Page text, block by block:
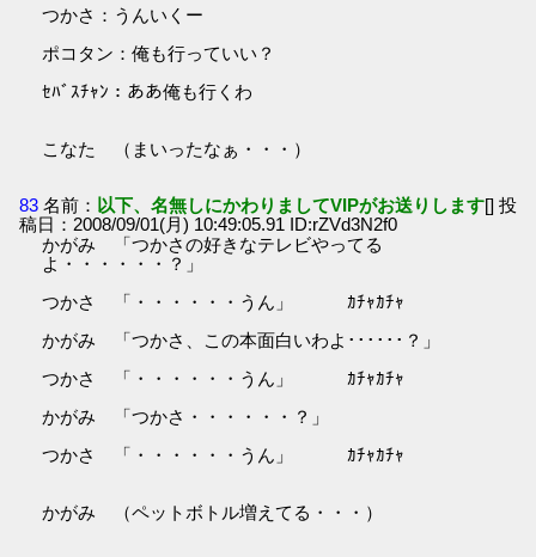
つかさ：うんいくー
ポコタン：俺も行っていい？
ｾﾊﾞｽﾁｬﾝ：ああ俺も行くわ
こなた （まいったなぁ・・・）
83 名前： 以下、名無しにかわりましてVIPがお送りします[] 投
稿日：2008/09/01(月) 10:49:05.91 ID:rZVd3N2f0
かがみ 「つかさの好きなテレビやってる
よ・・・・・・？」
つかさ 「・・・・・・うん」 ｶﾁｬｶﾁｬ
かがみ 「つかさ、この本面白いわよ･･････？」
つかさ 「・・・・・・うん」 ｶﾁｬｶﾁｬ
かがみ 「つかさ・・・・・・？」
つかさ 「・・・・・・うん」 ｶﾁｬｶﾁｬ
かがみ （ペットボトル増えてる・・・）